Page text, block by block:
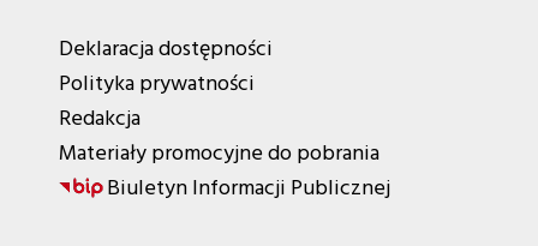
Deklaracja dostępności
Polityka prywatności
Redakcja
Materiały promocyjne do pobrania
Biuletyn Informacji Publicznej